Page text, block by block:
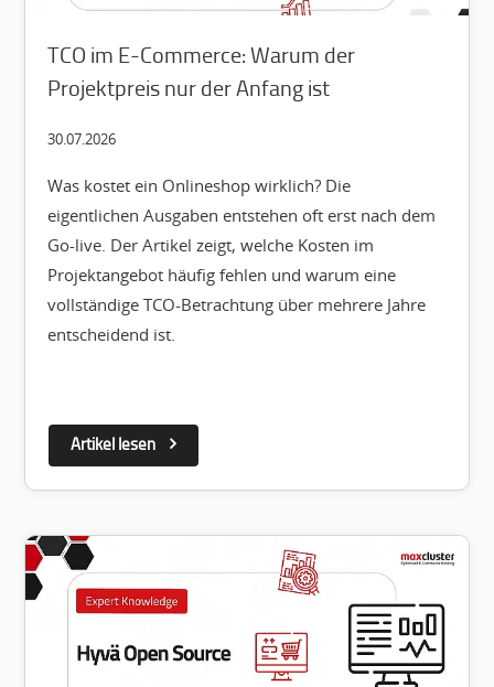
TCO im E-Commerce: Warum der
Projektpreis nur der Anfang ist
30.07.2026
Was kostet ein Onlineshop wirklich? Die
eigentlichen Ausgaben entstehen oft erst nach dem
Go-live. Der Artikel zeigt, welche Kosten im
Projektangebot häufig fehlen und warum eine
vollständige TCO-Betrachtung über mehrere Jahre
entscheidend ist.
Artikel lesen